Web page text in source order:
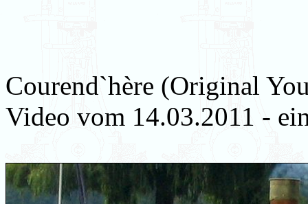
Courend`hère (Original
Video vom 14.03.2011 -